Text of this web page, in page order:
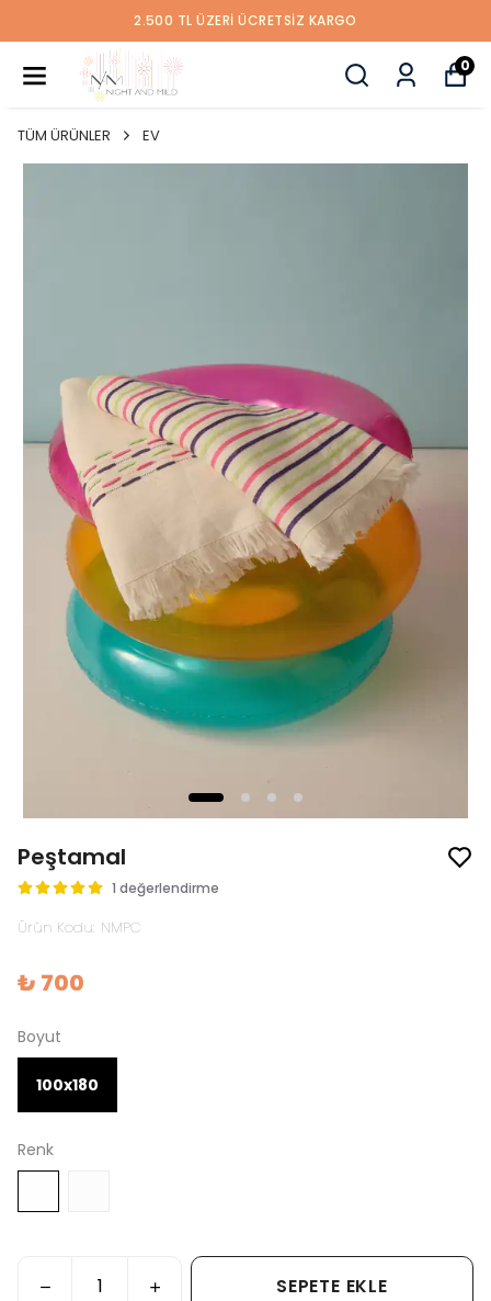
2.500 TL ÜZERİ ÜCRETSİZ KARGO
0
TÜM ÜRÜNLER EV
Peştamal
1 değerlendirme
Ürün Kodu: NMPC
₺ 700
Boyut
100x180
Renk
SEPETE EKLE